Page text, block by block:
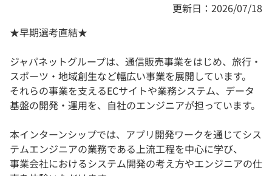
更新日：2026/07/18
★早期選考直結★
ジャパネットグループは、通信販売事業をはじめ、旅行・
スポーツ・地域創生など幅広い事業を展開しています。
それらの事業を支えるECサイトや業務システム、データ
基盤の開発・運用を、自社のエンジニアが担っています。
本インターンシップでは、アプリ開発ワークを通じてシス
テムエンジニアの業務である上流工程を中心に学び、
事業会社におけるシステム開発の考え方やエンジニアの仕